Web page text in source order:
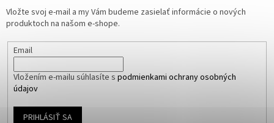
Vložte svoj e-mail a my Vám budeme zasielať informácie o nových
produktoch na našom e-shope.
Email
Vložením e-mailu súhlasíte s podmienkami ochrany osobných
údajov
PRIHLÁSIŤ SA